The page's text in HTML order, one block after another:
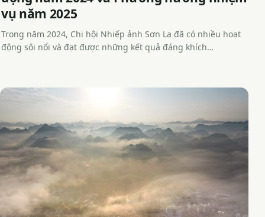
vụ năm 2025
Trong năm 2024, Chi hội Nhiếp ảnh Sơn La đã có nhiều hoạt
động sôi nổi và đạt được những kết quả đáng khích…